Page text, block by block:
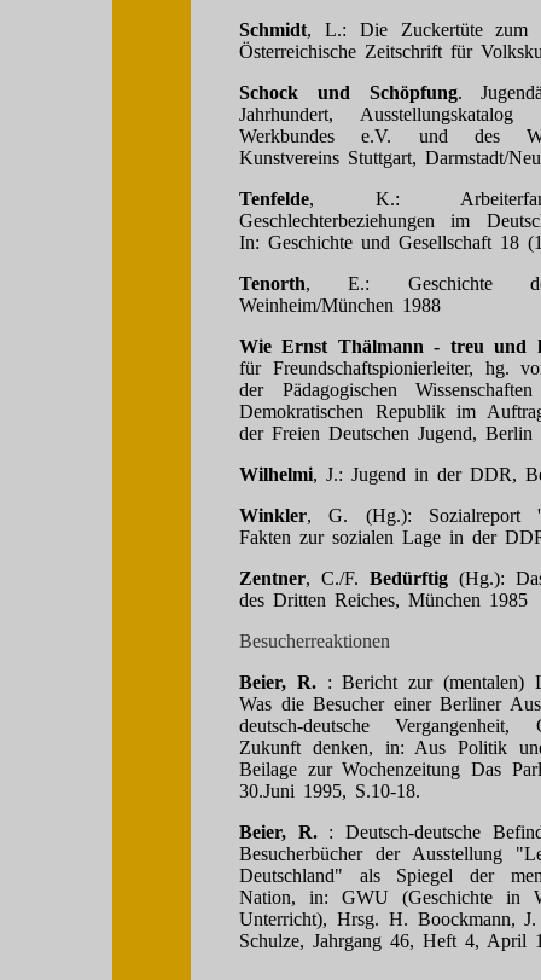
Schmidt, L.: Die Zuckertüte zum
Österreichische Zeitschrift für
Schock und Schöpfung.
Jahrhundert,
Werkbundes e.V. und des
Kunstvereins Stuttgart, Darmstadt/
Tenfelde, K.:
Geschlechterbeziehungen im
In: Geschichte und Gesellschaft 18
Tenorth, E.: Geschichte
Weinheim/München 1988
Wie Ernst Thälmann - treu und
für Freundschaftspionierleiter, hg.
der Pädagogischen
Demokratischen Republik im
der Freien Deutschen Jugend, Berlin
Wilhelmi, J.: Jugend in der DDR,
Winkler, G. (Hg.): Sozialreport
Fakten zur sozialen Lage in der
Zentner, C./F. Bedürftig (Hg.):
des Dritten Reiches, München 1985
Besucherreaktionen
Beier, R.: Bericht zur (mentalen)
Was die Besucher einer Berliner
deutsch-deutsche Vergangenheit,
Zukunft denken, in: Aus Politik
Beilage zur Wochenzeitung Das
30.Juni 1995, S.10-18.
Beier, R.: Deutsch-deutsche
Besucherbücher der Ausstellung
Deutschland" als Spiegel der
Nation, in: GWU (Geschichte in
Unterricht), Hrsg. H. Boockmann,
Schulze, Jahrgang 46, Heft 4, April